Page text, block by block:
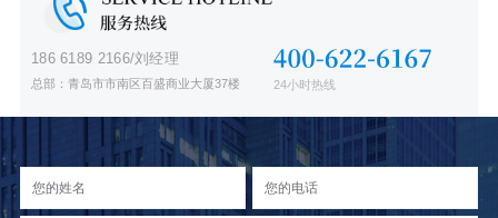
186 6189 2166/刘经理
总部：青岛市市南区百盛商业大厦37楼 24小时热线